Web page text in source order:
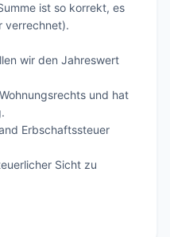
ist so korrekt, es
verrechnet).
wir den Jahreswert
und hat
Erbschaftssteuer
Sicht zu